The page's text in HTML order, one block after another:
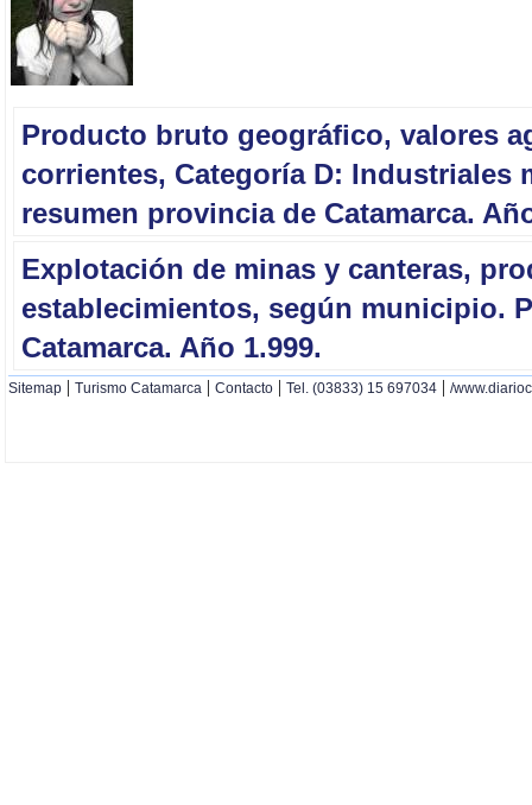
Producto bruto geográfico, valores
corrientes, Categoría D: Industriales
resumen provincia de Catamarca.
Explotación de minas y canteras,
establecimientos, según municipio.
Catamarca. Año 1.999.
Sitemap | Turismo Catamarca | Contacto | Tel. (03833) 15 697034 | /